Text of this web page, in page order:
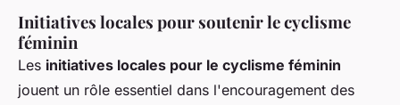
Initiatives locales pour soutenir le cyclisme
féminin
Les initiatives locales pour le cyclisme féminin
jouent un rôle essentiel dans l'encouragement des